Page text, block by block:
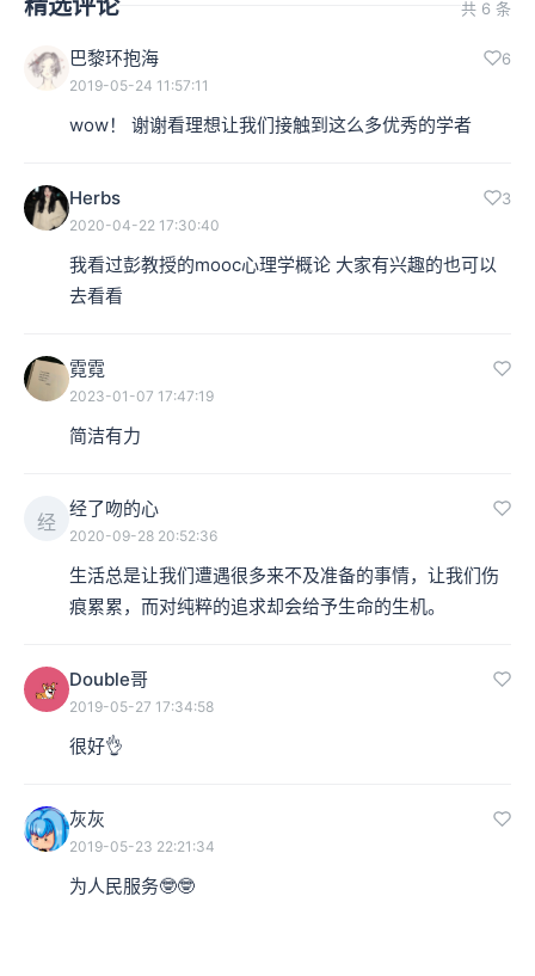
共 6 条
巴黎环抱海 6
2019-05-24 11:57:11
wow！ 谢谢看理想让我们接触到这么多优秀的学者
Herbs 3
2020-04-22 17:30:40
我看过彭教授的mooc心理学概论 大家有兴趣的也可以
去看看
霓霓
2023-01-07 17:47:19
简洁有力
经
经了吻的心
2020-09-28 20:52:36
生活总是让我们遭遇很多来不及准备的事情，让我们伤
痕累累，而对纯粹的追求却会给予生命的生机。
Double哥
2019-05-27 17:34:58
很好👌
灰灰
2019-05-23 22:21:34
为人民服务🤓🤓